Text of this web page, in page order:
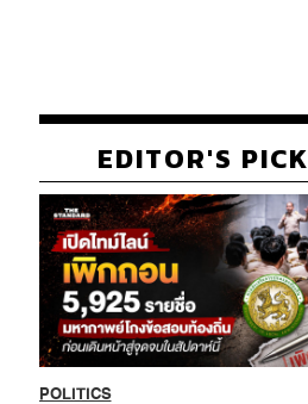
EDITOR'S PICK
POLITICS